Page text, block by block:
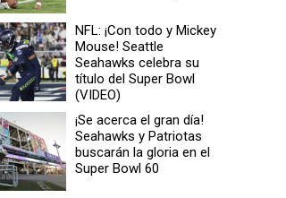
NFL: ¡Con todo y Mickey
Mouse! Seattle
Seahawks celebra su
título del Super Bowl
(VIDEO)
¡Se acerca el gran día!
Seahawks y Patriotas
buscarán la gloria en el
Super Bowl 60